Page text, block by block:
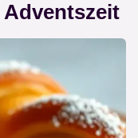
Adventszeit